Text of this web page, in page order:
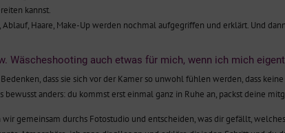
kannst.
Haare, Make-Up werden nochmal aufgegriffen und erklärt. Und
Wäscheshooting auch etwas für mich, wenn ich mich
dass sie sich vor der Kamer so unwohl fühlen werden, dass
bewusst anders: du kommst erst einmal ganz in Ruhe an, packst deine
gemeinsam durchs Fotostudio und entscheiden, was dir gefällt,